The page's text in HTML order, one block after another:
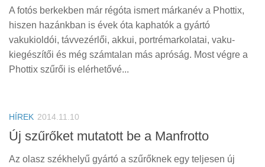
A fotós berkekben már régóta ismert márkanév a Phottix,
hiszen hazánkban is évek óta kaphatók a gyártó
vakukioldói, távvezérlői, akkui, portrémarkolatai, vaku-
kiegészítői és még számtalan más apróság. Most végre a
Phottix szűrői is elérhetővé...
HÍREK 2014.11.10
Új szűrőket mutatott be a Manfrotto
Az olasz székhelyű gyártó a szűrőknek egy teljesen új